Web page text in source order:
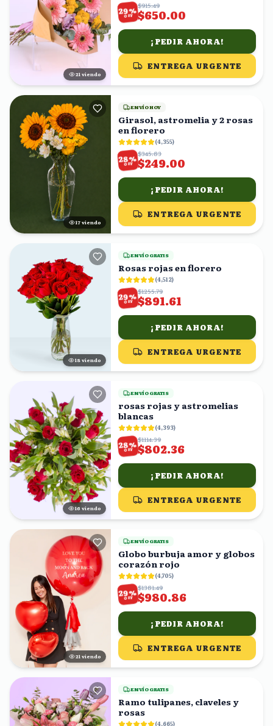
20 viendo
29%
OFF
$915.49
$650.00
¡PEDIR AHORA!
ENTREGA URGENTE
18 viendo
ENVÍO HOY
Girasol, astromelia y 2 rosas
en florero
(4,355)
28%
OFF
$345.83
$249.00
¡PEDIR AHORA!
ENTREGA URGENTE
17 viendo
ENVÍO GRATIS
Rosas rojas en florero
(4,512)
29%
OFF
$1255.79
$891.61
¡PEDIR AHORA!
ENTREGA URGENTE
17 viendo
ENVÍO GRATIS
rosas rojas y astromelias
blancas
(4,393)
28%
OFF
$1114.39
$802.36
¡PEDIR AHORA!
ENTREGA URGENTE
21 viendo
ENVÍO GRATIS
Globo burbuja amor y globos
corazón rojo
(4,705)
29%
OFF
$1381.49
$980.86
¡PEDIR AHORA!
ENTREGA URGENTE
ENVÍO GRATIS
Ramo tulipanes, claveles y
rosas
(4,665)